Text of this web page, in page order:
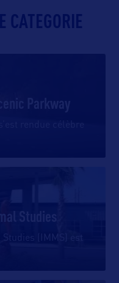
CATEGORIE
Studies
(IMMS) est